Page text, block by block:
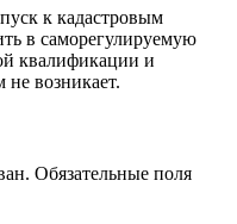
к кадастровым
в саморегулируемую
квалификации и
не возникает.
Обязательные поля